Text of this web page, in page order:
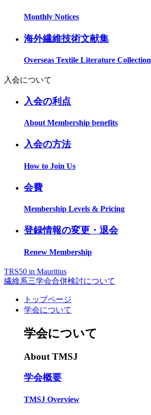
Monthly Notices
海外繊維技術文献集
Overseas Textile Literature Collection
入会について
入会の利点
About Membership benefits
入会の方法
How to Join Us
会費
Membership Levels & Pricing
登録情報の変更・退会
Renew Membership
TRS50 in Mauritius
繊維系三学会合併検討について
トップページ
学会について
学会について
About TMSJ
学会概要
TMSJ Overview